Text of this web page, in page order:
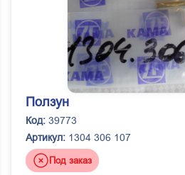
Ползун
Код: 39773
Артикул: 1304 306 107
Под заказ